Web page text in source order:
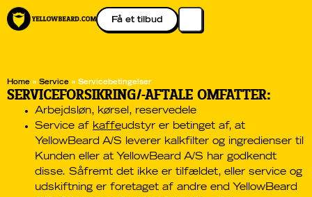
Få et tilbud
Home » Service » Servicebetingelser
SERVICEFORSIKRING/-AFTALE OMFATTER:
Arbejdsløn, kørsel, reservedele
Service af kaffeudstyr er betinget af, at
YellowBeard A/S leverer kalkfilter og ingredienser til
Kunden eller at YellowBeard A/S har godkendt
disse. Såfremt det ikke er tilfældet, eller service og
udskiftning er foretaget af andre end YellowBeard